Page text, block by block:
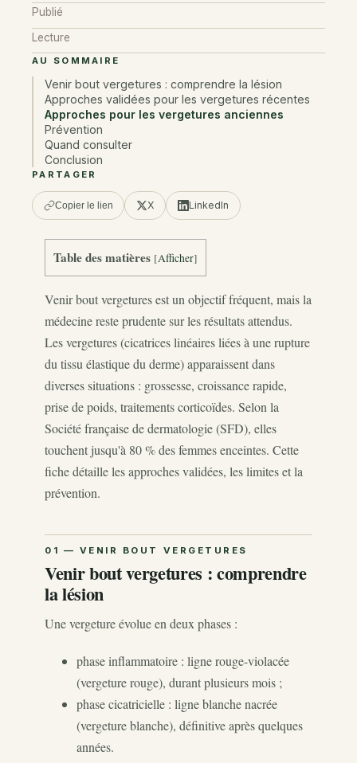
Publié
Lecture
AU SOMMAIRE
Venir bout vergetures : comprendre la lésion
Approches validées pour les vergetures récentes
Approches pour les vergetures anciennes
Prévention
Quand consulter
Conclusion
PARTAGER
Copier le lien X LinkedIn
Table des matières [Afficher]
Venir bout vergetures est un objectif fréquent, mais la
médecine reste prudente sur les résultats attendus.
Les vergetures (cicatrices linéaires liées à une rupture
du tissu élastique du derme) apparaissent dans
diverses situations : grossesse, croissance rapide,
prise de poids, traitements corticoïdes. Selon la
Société française de dermatologie (SFD), elles
touchent jusqu'à 80 % des femmes enceintes. Cette
fiche détaille les approches validées, les limites et la
prévention.
Venir bout vergetures : comprendre
la lésion
Une vergeture évolue en deux phases :
phase inflammatoire : ligne rouge-violacée
(vergeture rouge), durant plusieurs mois ;
phase cicatricielle : ligne blanche nacrée
(vergeture blanche), définitive après quelques
années.